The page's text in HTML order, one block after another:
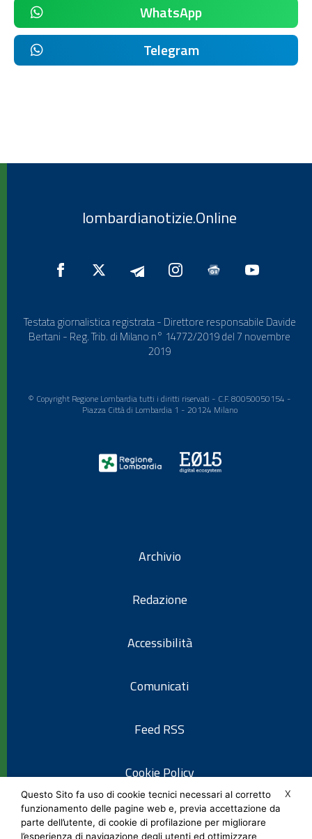
WhatsApp
Telegram
lombardianotizie.Online
Testata giornalistica registrata - Direttore responsabile Davide
Bertani - Reg. Trib. di Milano n° 14772/2019 del 7 novembre
2019
© Copyright Regione Lombardia tutti i diritti riservati - C.F. 80050050154 -
Piazza Città di Lombardia 1 - 20124 Milano
Archivio
Redazione
Accessibilità
Comunicati
Feed RSS
Cookie Policy
Informativa privacy
X
Questo Sito fa uso di cookie tecnici necessari al corretto
funzionamento delle pagine web e, previa accettazione da
parte dell’utente, di cookie di profilazione per migliorare
l’esperienza di navigazione degli utenti ed ottimizzare